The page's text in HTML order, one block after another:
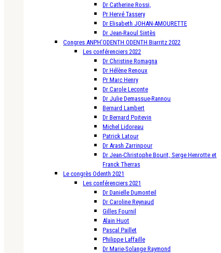
Dr Catherine Rossi,
Pr Hervé Tassery
Dr Elisabeth JOHAN-AMOURETTE
Dr Jean-Raoul Sintès
Congres ANPH’ODENTH ODENTH Biarritz 2022
Les conférenciers 2022
Dr Christine Romagna
Dr Hélène Renoux
Pr Marc Henry
Dr Carole Leconte
Dr Julie Demassue-Rannou
Bernard Lambert
Dr Bernard Poitevin
Michel Lidoreau
Patrick Latour
Dr Arash Zarrinpour
Dr Jean-Christophe Bourit, Serge Henrotte et
Franck Therras
Le congrès Odenth 2021
Les conférenciers 2021
Dr Danielle Dumonteil
Dr Caroline Reynaud
Gilles Fournil
Alain Huot
Pascal Paillet
Philippe Laffaille
Dr Marie-Solange Raymond